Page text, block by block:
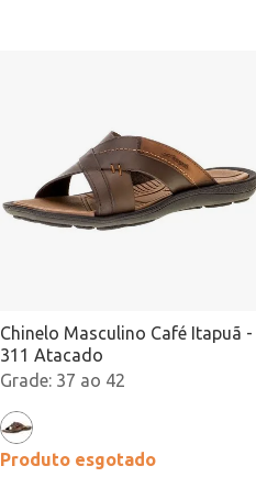
Chinelo Masculino Café Itapuã -
311 Atacado
37 ao 42
Produto esgotado